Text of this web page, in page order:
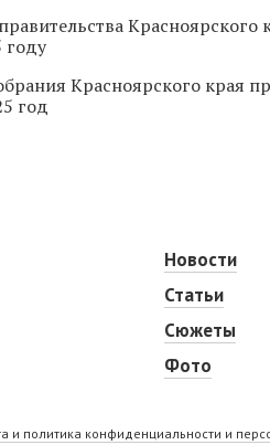
Красноярского
году
Красноярского края
год
Новости
Статьи
Сюжеты
Фото
и политика конфиденциальности и